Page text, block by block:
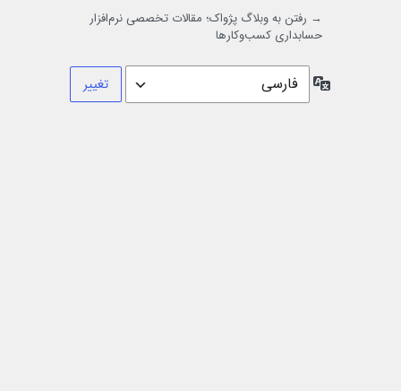
→ رفتن به وبلاگ پژواک؛ مقالات تخصصی نرم‌افزار
حسابداری کسب‌وکارها
زبان